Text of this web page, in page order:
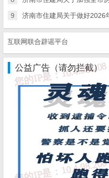
负责人平均分为本单位及法
工单位应履行工程质量安全
管理专业分包单位到岗履职
共安全和公共利益的监督职
第四条 全市所有房屋
手”负责制，建设、施工、
签署《法定代表人授权书》
9 济南市住建局关于做好2026年度第一批建
网联合辟谣平台
公益广告（请勿拦截）